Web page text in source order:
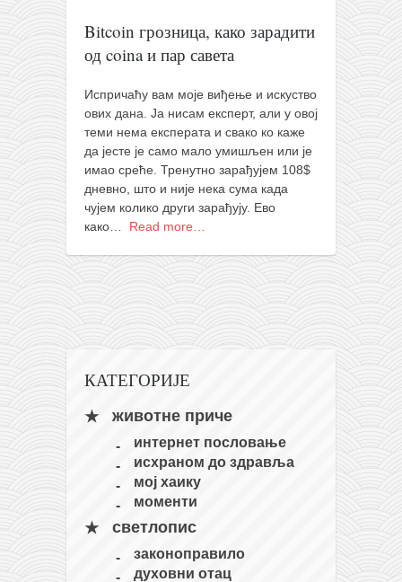
забрањена историја
ћирилица
породичне приче
прота Воја
уместо твитера
календар српски
азбуки и књиге
Окинава карате
најновије на блогу
моје белешке
историја каратеа
карате
кихон
наиханчи
темашивари
кобудо
Bitcoin грозница, како зарадити
од coina и пар савета
Испричаћу вам моје виђење и искуство
ових дана. Ја нисам експерт, али у овој
теми нема експерата и свако ко каже
да јесте је само мало умишљен или је
имао среће. Тренутно зарађујем 108$
дневно, што и није нека сума када
чујем колико други зарађују. Ево
како… Read more…
КАТЕГОРИЈЕ
животне приче
интернет пословање
исхраном до здравља
мој хаику
моменти
светлопис
законоправило
духовни отац